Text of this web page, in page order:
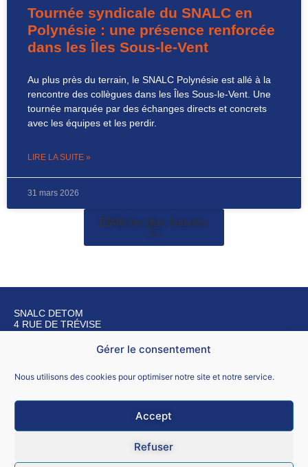
Gérer le consentement
Nous utilisons des cookies pour optimiser notre site et notre service.
Accept
Refuser
Tournée syndicale du SNALC en
Polynésie : une présence renforcée
dans les Îles Sous-le-Vent
Au plus près du terrain, le SNALC Polynésie est allé à la
rencontre des collègues dans les Îles Sous-le-Vent. Une
tournée marquée par des échanges directs et concrets
avec les équipes et les perdir.
LIRE LA SUITE »
31 mars 2026
Afficher plus d'articles
SNALC DETOM
4 RUE DE TRÉVISE